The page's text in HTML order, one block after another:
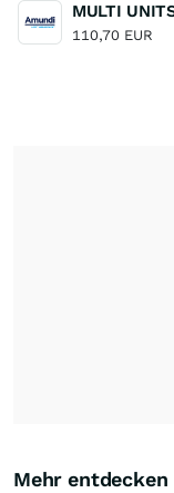
110,70 EUR
Mehr entdecken